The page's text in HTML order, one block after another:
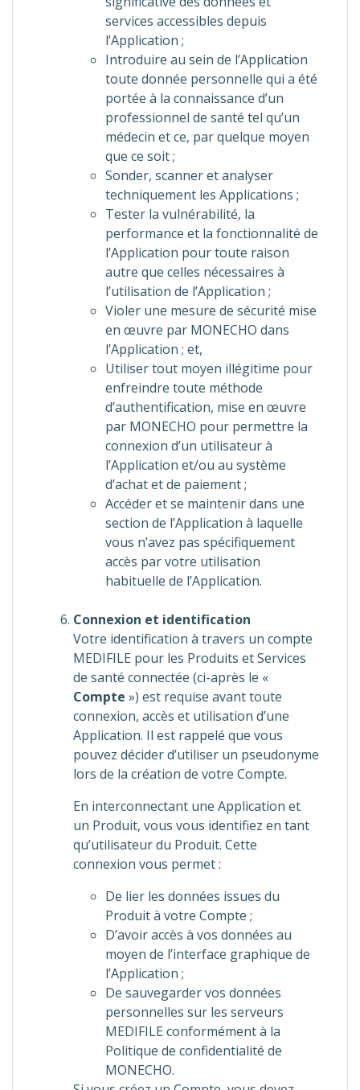
services accessibles depuis
l’Application ;
Introduire au sein de l’Application
toute donnée personnelle qui a été
portée à la connaissance d’un
professionnel de santé tel qu’un
médecin et ce, par quelque moyen
que ce soit ;
Sonder, scanner et analyser
techniquement les Applications ;
Tester la vulnérabilité, la
performance et la fonctionnalité de
l’Application pour toute raison
autre que celles nécessaires à
l’utilisation de l’Application ;
Violer une mesure de sécurité mise
en œuvre par MONECHO dans
l’Application ; et,
Utiliser tout moyen illégitime pour
enfreindre toute méthode
d’authentification, mise en œuvre
par MONECHO pour permettre la
connexion d’un utilisateur à
l’Application et/ou au système
d’achat et de paiement ;
Accéder et se maintenir dans une
section de l’Application à laquelle
vous n’avez pas spécifiquement
accès par votre utilisation
habituelle de l’Application.
Connexion et identification
Votre identification à travers un compte
MEDIFILE pour les Produits et Services
de santé connectée (ci-après le «
Compte ») est requise avant toute
connexion, accès et utilisation d’une
Application. Il est rappelé que vous
pouvez décider d’utiliser un pseudonyme
lors de la création de votre Compte.
En interconnectant une Application et
un Produit, vous vous identifiez en tant
qu’utilisateur du Produit. Cette
connexion vous permet :
De lier les données issues du
Produit à votre Compte ;
D’avoir accès à vos données au
moyen de l’interface graphique de
l’Application ;
De sauvegarder vos données
personnelles sur les serveurs
MEDIFILE conformément à la
Politique de confidentialité de
MONECHO.